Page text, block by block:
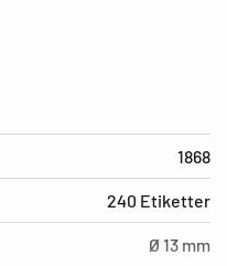
1868
240 Etiketter
Ø 13 mm